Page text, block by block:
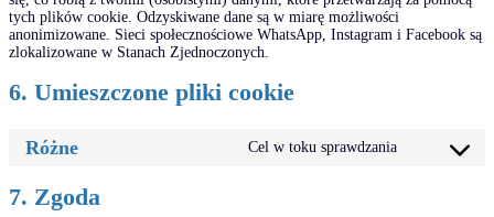
tych plików cookie. Odzyskiwane dane są w miarę możliwości
anonimizowane. Sieci społecznościowe WhatsApp, Instagram i Facebook są
zlokalizowane w Stanach Zjednoczonych.
6. Umieszczone pliki cookie
Różne Cel w toku sprawdzania
7. Zgoda